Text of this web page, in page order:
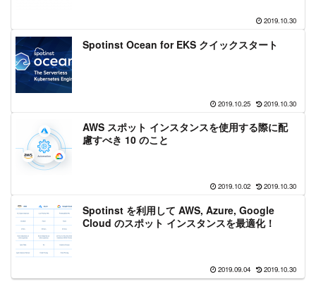
2019.10.30
Spotinst Ocean for EKS クイックスタート
2019.10.25 2019.10.30
AWS スポット インスタンスを使用する際に配
慮すべき 10 のこと
2019.10.02 2019.10.30
Spotinst を利用して AWS, Azure, Google
Cloud のスポット インスタンスを最適化！
2019.09.04 2019.10.30